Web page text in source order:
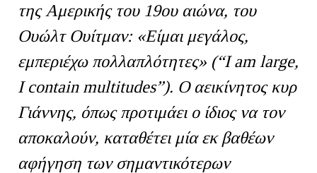
της Αμερικής του 19ου αιώνα, του
Ουώλτ Ουίτμαν:«Είμαι μεγάλος,
εμπεριέχω πολλαπλότητες» (“I am large,
I contain multitudes”). Ο αεικίνητος κυρ
Γιάννης, όπως προτιμάει ο ίδιος να τον
αποκαλούν, καταθέτει μία εκ βαθέων
αφήγηση των σημαντικότερων